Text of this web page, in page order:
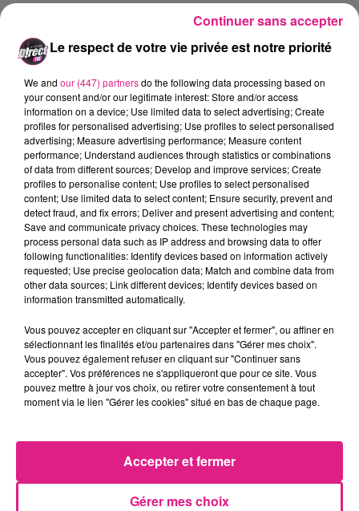
pourront aller applaudir :
Bordello
The
Yokel.
Info pratique :
LesPASS 3 JOURSà 68€ et 79€ sont
toujours disponibles.
Le tarif à 58€ est déjà épuisé, de quoi laisser
imaginer un avenir serein pour le Michel
Crew.
Pour réserver vos billets, cliquezici.
FIL ACTUS
Lorraine : une journée pas comme les autres au Parc animalier de...
6 août 2026
Metz : une distribution de lunette gratuite pour voir l’éclipse
5 août 2026
Casting de Woof : l'Euro-Métropole de Metz part à la recherche de...
Officiel : Gauthier Hein quitte le FC Metz pour l'OGC Nice
Officiel : le lac de Madine reporte son feu d’artifice
Le respect de votre vie privée est notre priorité
We and our (447) partnersdo the following data processing based on
your consent and/or our legitimate interest: Store and/or access
information on a device; Use limited data to select advertising; Create
profiles for personalised advertising; Use profiles to select personalised
advertising; Measure advertising performance; Measure content
performance; Understand audiences through statistics or combinations
of data from different sources; Develop and improve services; Create
profiles to personalise content; Use profiles to select personalised
content; Use limited data to select content; Ensure security, prevent and
detect fraud, and fix errors; Deliver and present advertising and content;
Save and communicate privacy choices. These technologies may
process personal data such as IP address and browsing data to offer
following functionalities: Identify devices based on information actively
requested; Use precise geolocation data; Match and combine data from
other data sources; Link different devices; Identify devices based on
information transmitted automatically.
Vous pouvez accepter en cliquant sur "Accepter et fermer", ou affiner en
sélectionnant les finalités et/ou partenaires dans "Gérer mes choix".
Vous pouvez également refuser en cliquant sur "Continuer sans
accepter". Vos préférences ne s'appliqueront que pour ce site. Vous
pouvez mettre à jour vos choix, ou retirer votre consentement à tout
moment via le lien "Gérer les cookies" situé en bas de chaque page.
Gérer mes choix
Accepter et fermer
Continuer sans accepter